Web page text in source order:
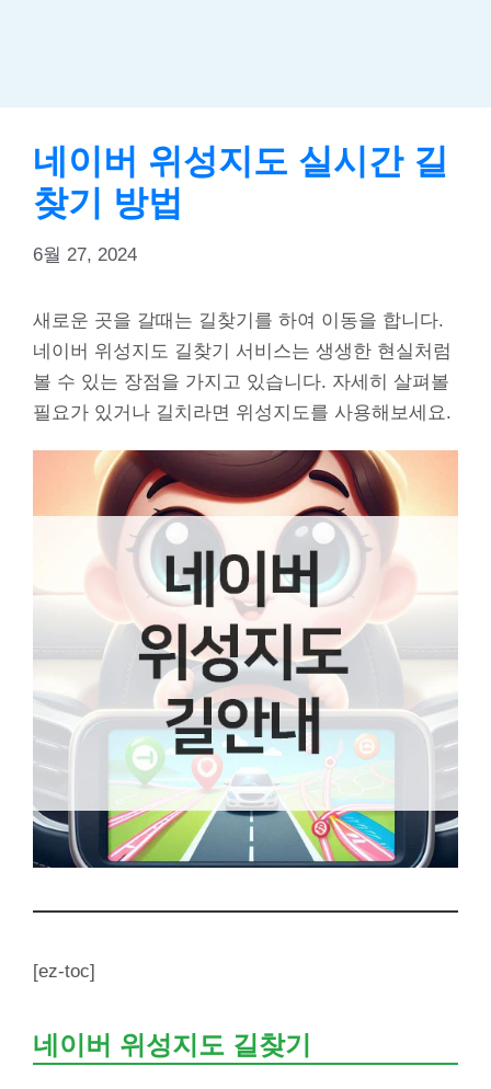
네이버 위성지도 실시간 길
찾기 방법
6월 27, 2024
새로운 곳을 갈때는 길찾기를 하여 이동을 합니다.
네이버 위성지도 길찾기 서비스는 생생한 현실처럼
볼 수 있는 장점을 가지고 있습니다. 자세히 살펴볼
필요가 있거나 길치라면 위성지도를 사용해보세요.
[ez-toc]
네이버 위성지도 길찾기